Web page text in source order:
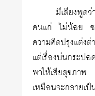
มีเสียงพูด
คนแก่ ไม่น้อย ช
ความคิดปรุงแต่
แต่เรื่องบ่นกระป
พาให้เสียสุขภา
เหมือนจะกลายเ